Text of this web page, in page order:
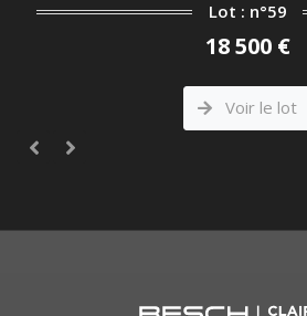
Lot : n°59
18 500 €
Voir le lot